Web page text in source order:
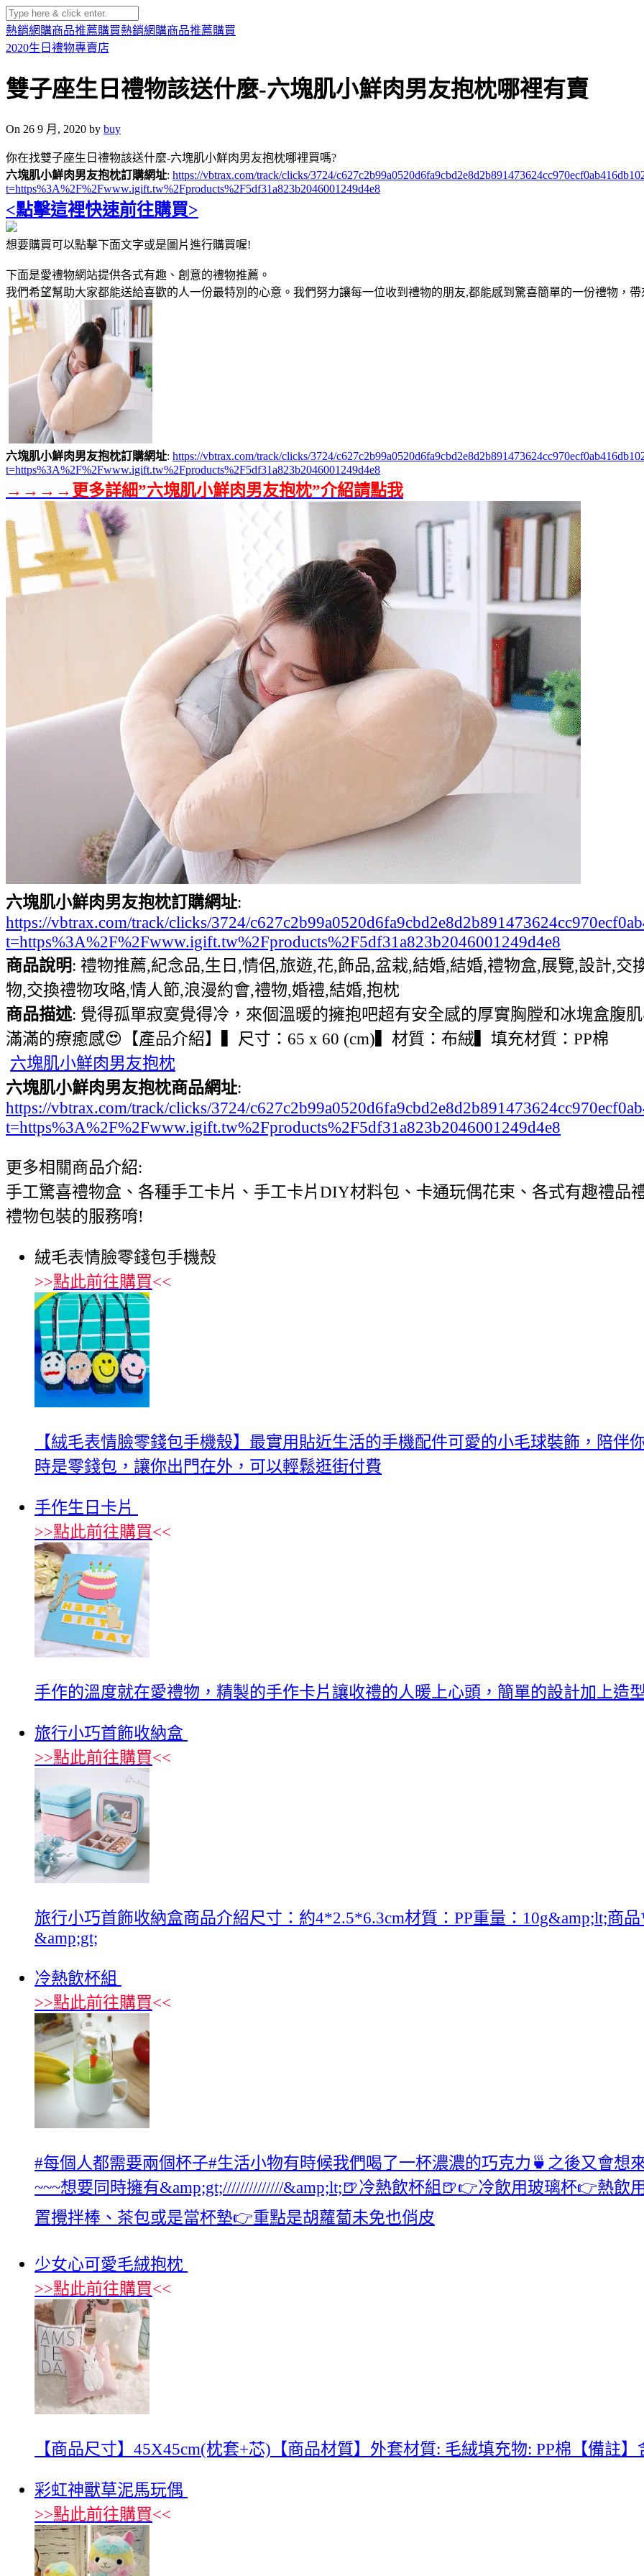
熱銷網購商品推薦購買熱銷網購商品推薦購買
2020生日禮物專賣店
雙子座生日禮物該送什麼-六塊肌小鮮肉男友抱枕哪裡有賣
On 26 9 月, 2020 by buy
你在找雙子座生日禮物該送什麼-六塊肌小鮮肉男友抱枕哪裡買嗎?
六塊肌小鮮肉男友抱枕訂購網址: https://vbtrax.com/track/clicks/3724/
t=https%3A%2F%2Fwww.igift.tw%2Fproducts%2F5df31a823b2046001249d4e8
<點擊這裡快速前往購買>
想要購買可以點擊下面文字或是圖片進行購買喔!
下面是愛禮物網站提供各式有趣、創意的禮物推薦。
我們希望幫助大家都能送給喜歡的人一份最特別的心意。我們努力讓每一位收到禮物的朋友,都能感到驚喜簡單的一份禮物，
六塊肌小鮮肉男友抱枕訂購網址: https://vbtrax.com/track/clicks/3724/
t=https%3A%2F%2Fwww.igift.tw%2Fproducts%2F5df31a823b2046001249d4e8
→→→→更多詳細”六塊肌小鮮肉男友抱枕”介紹請點我
六塊肌小鮮肉男友抱枕訂購網址:
https://vbtrax.com/track/clicks/3724/
t=https%3A%2F%2Fwww.igift.tw%2Fproducts%2F5df31a823b2046001249d4e8
商品說明: 禮物推薦,紀念品,生日,情侶,旅遊,花,飾品,盆栽,結婚,結婚,禮物盒,展覽,設計,交
物,交換禮物攻略,情人節,浪漫約會,禮物,婚禮,結婚,抱枕
商品描述: 覺得孤單寂寞覺得冷，來個溫暖的擁抱吧超有安全感的厚實胸膛和冰塊盒腹
滿滿的療癒感😍【產品介紹】▍尺寸：65 x 60 (cm)▍材質：布絨▍填充材質：PP棉
六塊肌小鮮肉男友抱枕
六塊肌小鮮肉男友抱枕商品網址:
https://vbtrax.com/track/clicks/3724/
t=https%3A%2F%2Fwww.igift.tw%2Fproducts%2F5df31a823b2046001249d4e8
更多相關商品介紹:
手工驚喜禮物盒、各種手工卡片、手工卡片DIY材料包、卡通玩偶花束、各式有趣禮品
禮物包裝的服務唷!
絨毛表情臉零錢包手機殼
>>點此前往購買<<
【絨毛表情臉零錢包手機殼】最實用貼近生活的手機配件可愛的小毛球裝飾，陪伴
時是零錢包，讓你出門在外，可以輕鬆逛街付費
手作生日卡片
>>點此前往購買<<
手作的溫度就在愛禮物，精製的手作卡片讓收禮的人暖上心頭，簡單的設計加上造
旅行小巧首飾收納盒
>>點此前往購買<<
旅行小巧首飾收納盒商品介紹尺寸：約4*2.5*6.3cm材質：PP重量：10g&amp;lt;商
&amp;gt;
冷熱飲杯組
>>點此前往購買<<
#‎每個人都需要兩個杯子‬‪#‎生活小物‬有時候我們喝了一杯濃濃的巧克力🍵之後又會想
~~~想要同時擁有&amp;gt;//////////////&amp;lt;🍺冷熱飲杯組🍺👉冷飲用玻璃杯👉熱
置攪拌棒、茶包或是當杯墊👉重點是胡蘿蔔未免也俏皮
少女心可愛毛絨抱枕
>>點此前往購買<<
【商品尺寸】45X45cm(枕套+芯)【商品材質】外套材質: 毛絨填充物: PP棉【備註
彩虹神獸草泥馬玩偶
>>點此前往購買<<